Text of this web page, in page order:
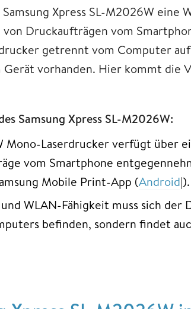
Xpress SL-M2026W eine
Druckaufträgen vom
getrennt vom Computer
vorhanden. Hier kommt die
Samsung Xpress SL-M2026W:
Mono-Laserdrucker verfügt über
vom Smartphone
Mobile Print-App (Android|).
WLAN-Fähigkeit muss sich der
befinden, sondern findet